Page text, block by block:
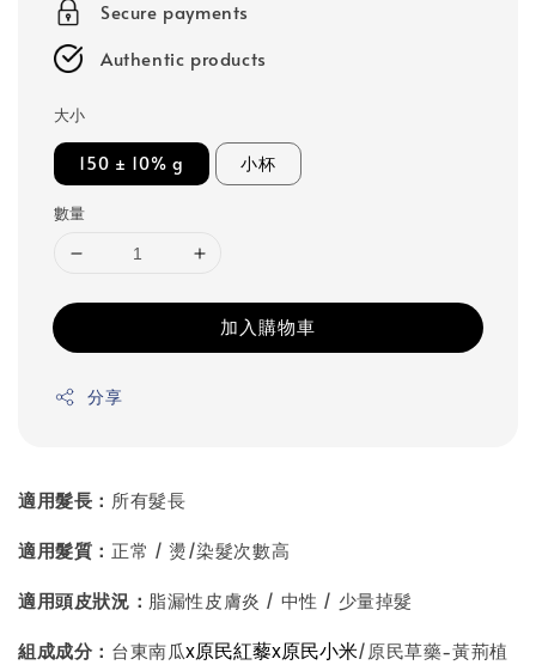
Secure payments
Authentic products
大小
150 ± 10% g 小杯
數量
加入購物車
分享
適用髮長： 所有髮長
適用髮質： 正常 / 燙/染髮次數高
適用頭皮狀況： 脂漏性皮膚炎 / 中性 / 少量掉髮
組成成分： 台東南瓜x原民紅藜x原民小米/原民草藥-黃荊植